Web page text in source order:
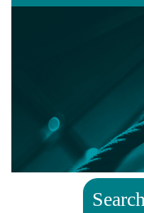
Search